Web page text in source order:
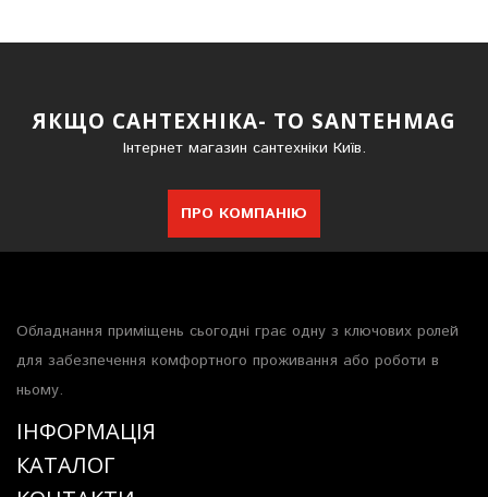
ЯКЩО САНТЕХНІКА- ТО SANTEHMAG
Інтернет магазин сантехніки Київ.
ПРО КОМПАНІЮ
Обладнання приміщень сьогодні грає одну з ключових ролей
для забезпечення комфортного проживання або роботи в
ньому.
ІНФОРМАЦІЯ
КАТАЛОГ